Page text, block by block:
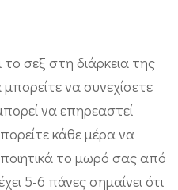
σεξ στη διάρκεια της
να συνεχίσετε
να επηρεαστεί
κάθε μέρα να
το μωρό σας από
5-6 πάνες σημαίνει ότι